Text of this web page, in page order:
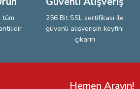
tüm
256 Bit SSL sertifikası ile
güvenli alışverişin keyfini
çıkarın
Hemen Arayın!